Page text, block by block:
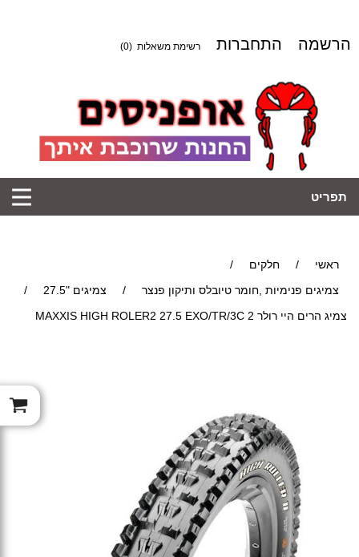
הרשמה התחברות רשימת משאלות (0)
תפריט
ראשי / חלקים
/
צמיגים פנימיות ,חומר טיובלס ותיקון פנצר
/ צמיגים "27.5
/
צמיג הרים היי רולר 2 MAXXIS HIGH ROLER2 27.5 EXO/TR/3C